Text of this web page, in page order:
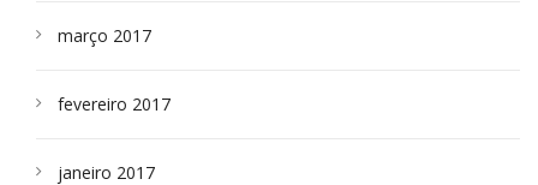
março 2017
fevereiro 2017
janeiro 2017